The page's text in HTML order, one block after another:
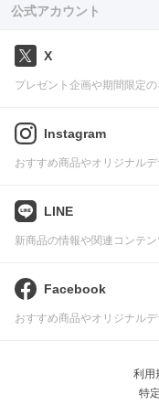
公式アカウント
X
プレゼント企画や期間限定
Instagram
おすすめ商品やオリジナル
LINE
新商品の情報や関連コンテ
Facebook
おすすめ商品やオリジナル
利用
特